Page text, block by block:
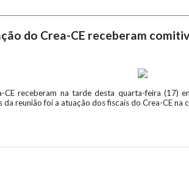
do Crea-CE receberam
receberam na tarde desta quarta-feira (17)
reunião foi a atuação dos fiscais do Crea-CE